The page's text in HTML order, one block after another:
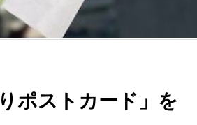
ポストカード」を